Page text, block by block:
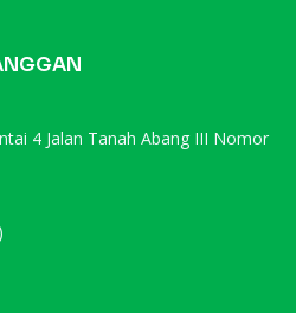
4 Jalan Tanah Abang III Nomor